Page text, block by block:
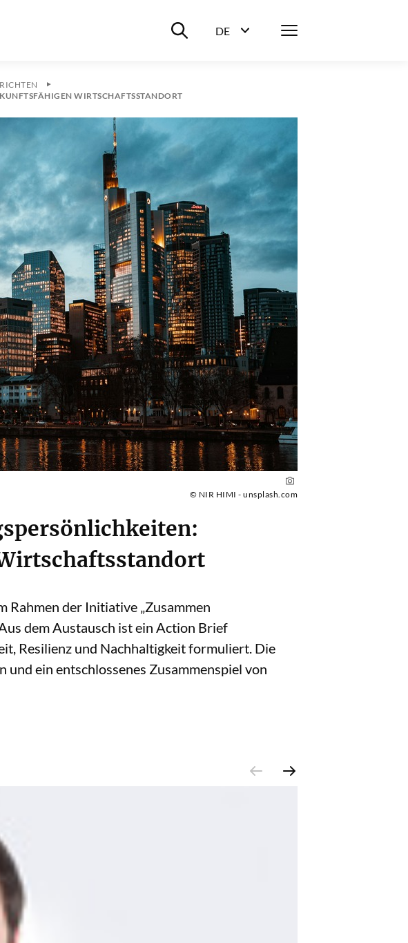
Suche ein-/ausblenden
DE
Menü
WIRTSCHAFTSSTANDORT
© NIR HIMI - unsplash.com
der Initiative „Zusammen
dem Austausch ist ein Action Brief
Resilienz und Nachhaltigkeit formuliert. Die
ein entschlossenes Zusammenspiel von